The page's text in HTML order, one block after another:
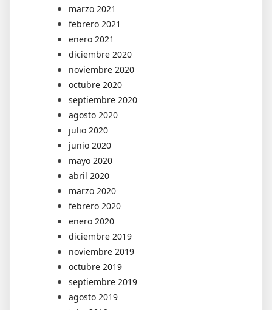
marzo 2021
febrero 2021
enero 2021
diciembre 2020
noviembre 2020
octubre 2020
septiembre 2020
agosto 2020
julio 2020
junio 2020
mayo 2020
abril 2020
marzo 2020
febrero 2020
enero 2020
diciembre 2019
noviembre 2019
octubre 2019
septiembre 2019
agosto 2019